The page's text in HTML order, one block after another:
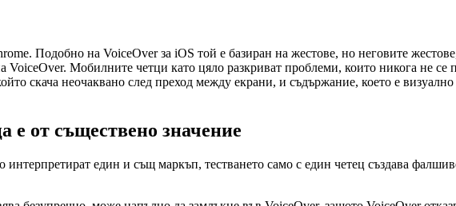
Подобно на VoiceOver за iOS той е базиран на жестове, но неговите
VoiceOver. Мобилните четци като цяло разкриват проблеми, които никога не
скача неочаквано след преход между екрани, и съдържание, което е
е от съществено значение
интерпретират един и същ маркъп, тестването само с един четец създава